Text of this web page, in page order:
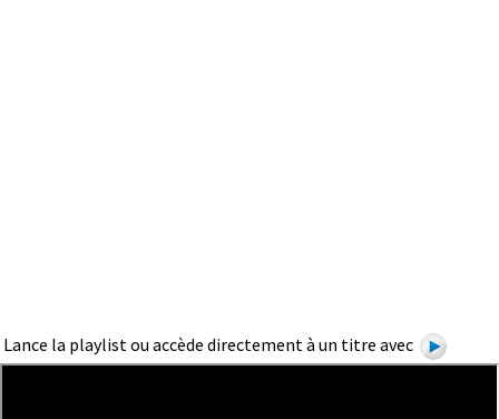
Lance la playlist ou accède directement à un titre avec